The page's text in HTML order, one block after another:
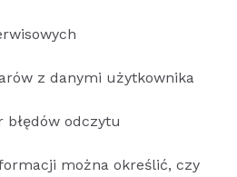
z danymi użytkownika
odczytu
można określić, czy